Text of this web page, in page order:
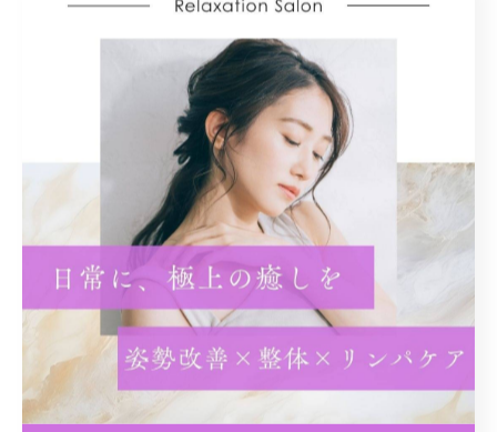
広島市で姿勢改善に取り組む
一覧に戻る
カテゴリー Categories
全てのカテゴリー
リンパ
姿勢改善